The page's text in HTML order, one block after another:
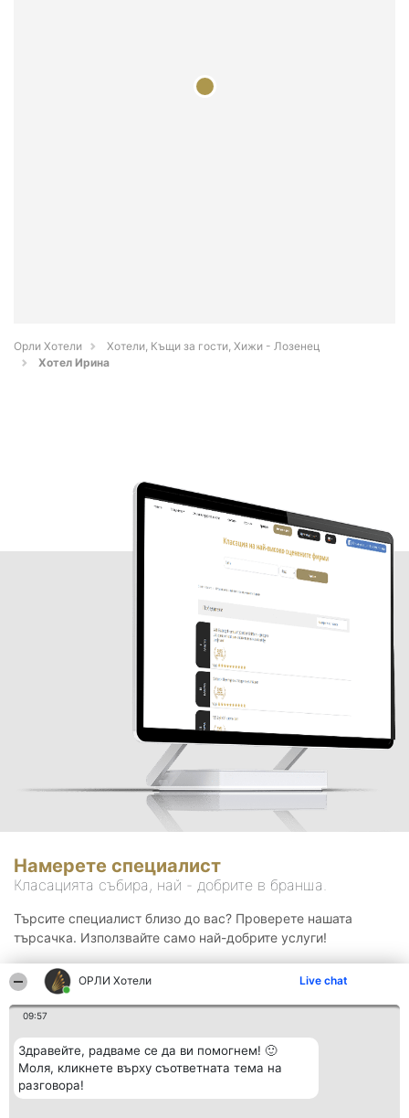
ОРЛИ Хотели Live chat
09:57
Здравейте, радваме се да ви помогнем! 🙂
Моля, кликнете върху съответната тема на
разговора!
Орли Хотели
Хотели, Къщи за гости, Хижи - Лозенец
Хотел Ирина
Намерете специалист
Класацията събира, най - добрите в бранша.
Търсите специалист близо до вас? Проверете нашата
търсачка. Използвайте само най-добрите услуги!